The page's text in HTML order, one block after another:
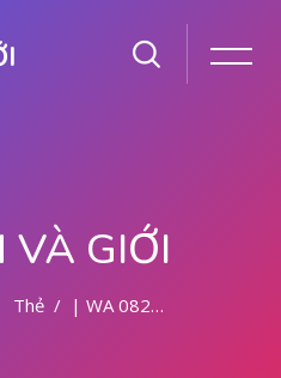
VÀ GIỚI
Thẻ | WA 082281779727 BIDAN ABORSI DI MALANG